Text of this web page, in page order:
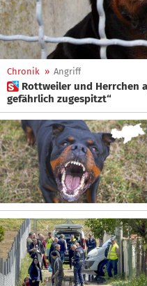
Chronik » Angriff
 Rottweiler und Herrchen aggressiv – „Situation hat sich
gefährlich zugespitzt“